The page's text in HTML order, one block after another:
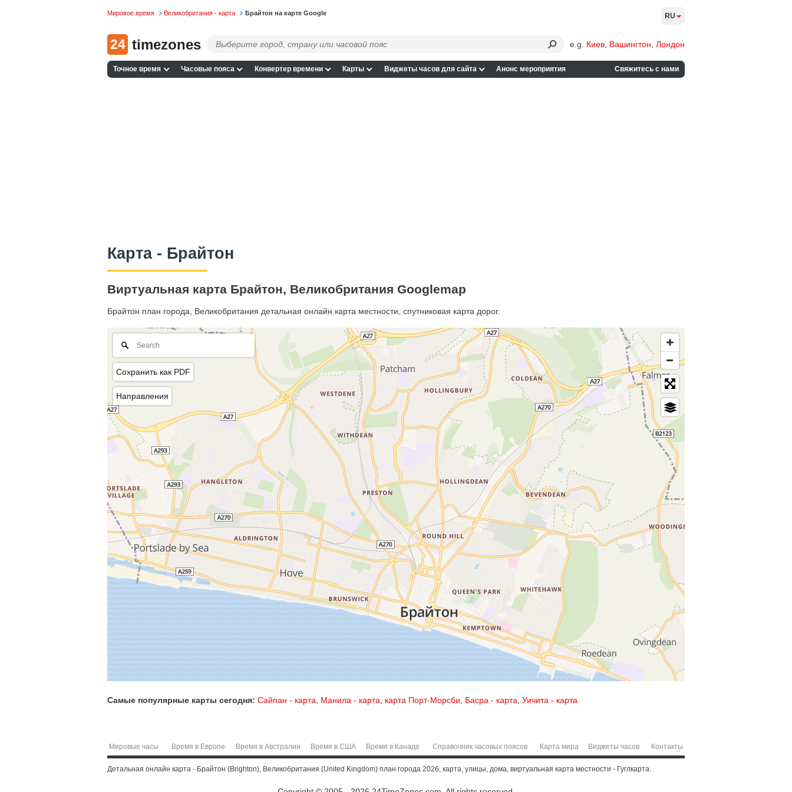
Мировое время Великобритания - карта Брайтон на карте Google
24 timezones e.g. Киев Вашингтон Лондон
Точное время Часовые пояса Конвертер времени Карты Виджеты часов для сайта Анонс мероприятия Свяжитесь с нами
RU
Карта - Брайтон
Виртуальная карта Брайтон, Великобритания Googlemap
Брайтон план города, Великобритания детальная онлайн карта местности, спутниковая карта дорог.
Сохранить как PDF
Направления
Самые популярные карты сегодня: Сайпан - карта Манила - карта карта Порт-Морсби Басра - карта Уичита - карта
Мировые часы Время в Европе Время в Австралии Время в США Время в Канаде Справочник часовых поясов Карта мира Виджеты часов Контакты
Детальная онлайн карта - Брайтон (Brighton), Великобритания (United Kingdom) план города 2026, карта, улицы, дома, виртуальная карта местности - Гуглкарта.